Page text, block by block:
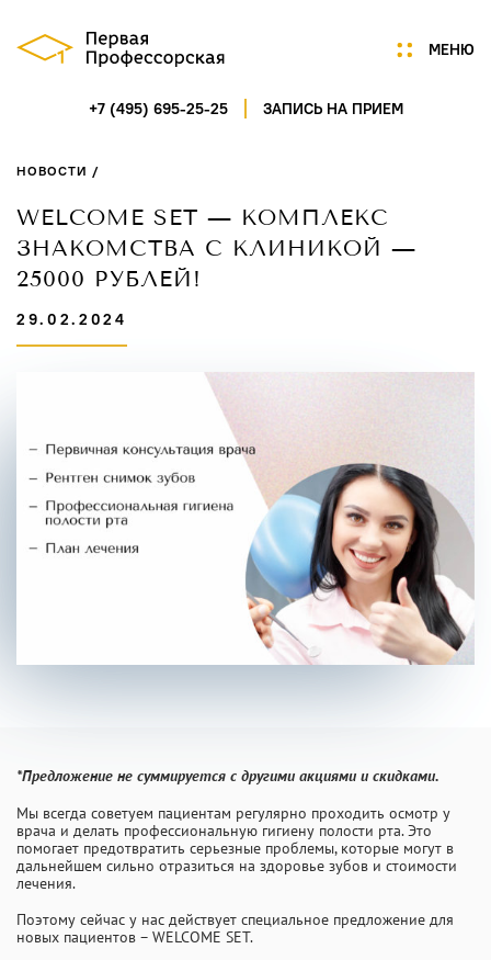
МЕНЮ
+7 (495) 695-25-25 ЗАПИСЬ НА ПРИЕМ
Услуги
Портфолио
Специалисты
Новости
Контакты
ГАГАРИНСКИЙ ПЕРЕУЛОК,
Д.7/8, СТР.1, ПОМ.5
ПН-СБ 9:00-21:00
INFO@PROFCLINIC.RU
НОВОСТИ /
WELCOME SET — КОМПЛЕКС
ЗНАКОМСТВА С КЛИНИКОЙ —
25000 РУБЛЕЙ!
29.02.2024
*Предложение не суммируется с другими акциями и скидками.
Мы всегда советуем пациентам регулярно проходить осмотр у
врача и делать профессиональную гигиену полости рта. Это
помогает предотвратить серьезные проблемы, которые могут в
дальнейшем сильно отразиться на здоровье зубов и стоимости
лечения.
Поэтому сейчас у нас действует специальное предложение для
новых пациентов – WELCOME SET.